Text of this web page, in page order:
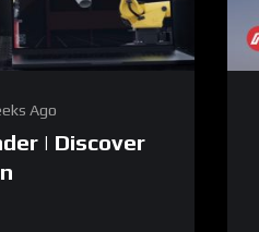
Ago
| Discover